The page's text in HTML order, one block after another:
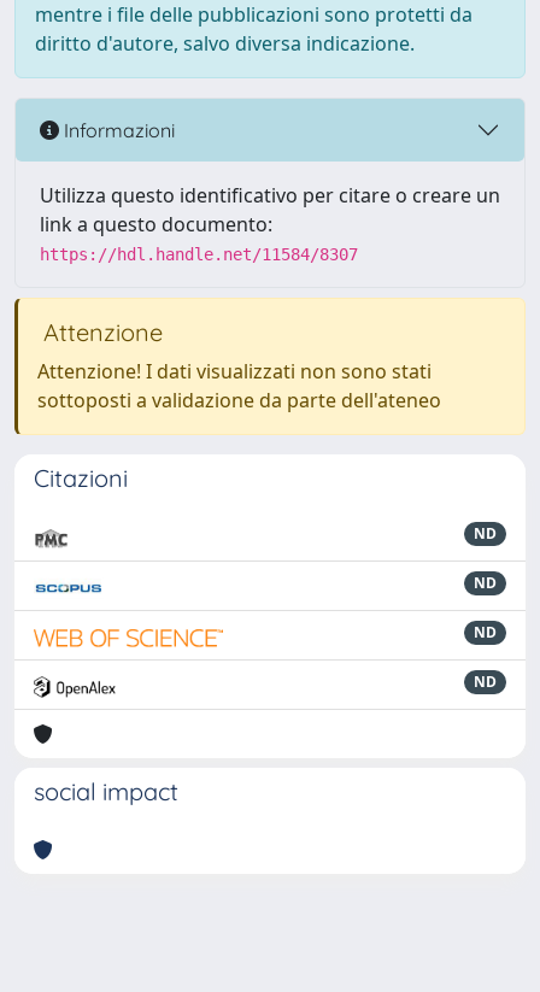
mentre i file delle pubblicazioni sono protetti da
diritto d'autore, salvo diversa indicazione.
Informazioni
Utilizza questo identificativo per citare o creare un
link a questo documento:
https://hdl.handle.net/11584/8307
Attenzione
Attenzione! I dati visualizzati non sono stati
sottoposti a validazione da parte dell'ateneo
Citazioni
ND
ND
ND
ND
social impact